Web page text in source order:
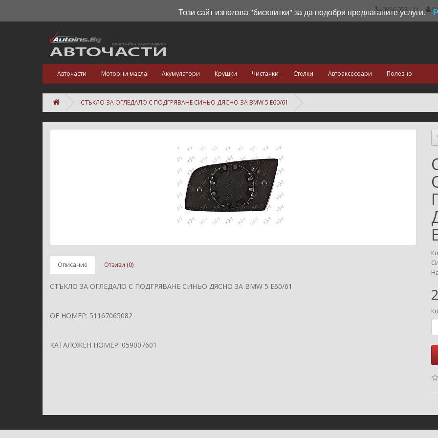
0886 958 111
Авточасти Моторни масла Акумулатори Крушки Чистачки Стелки Автоаксесоари Полезно
СТЪКЛО ЗА ОГЛЕДАЛО С ПОДГРЯВАНЕ СИНЬО ДЯСНО ЗА BMW 5 E60/61
Описание Отзиви (0)
СТЪКЛО ЗА ОГЛЕДАЛО С ПОДГРЯВАНЕ СИНЬО ДЯСНО ЗА BMW 5 E60/61
ОЕ НОМЕР: 51167065082
КАТАЛОЖЕН НОМЕР: 059007601
Този сайт използва "бисквитки" за да подобри предлаганите услуги.